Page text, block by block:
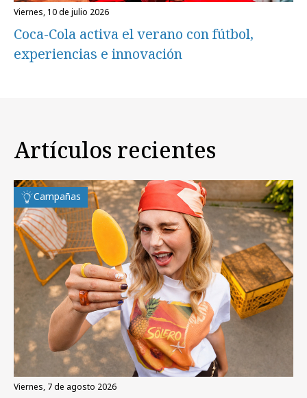
viernes, 10 de julio 2026
Coca-Cola activa el verano con fútbol,
experiencias e innovación
Artículos recientes
Campañas
viernes, 7 de agosto 2026